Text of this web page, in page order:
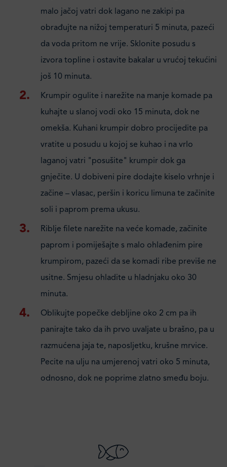
malo jačoj vatri dok lagano ne zakipi pa
obrađujte na nižoj temperaturi 5 minuta, pazeći
da voda pritom ne vrije. Sklonite posudu s
izvora topline i ostavite bakalar u vrućoj tekućini
još 10 minuta.
Krumpir ogulite i narežite na manje komade pa
kuhajte u slanoj vodi oko 15 minuta, dok ne
omekša. Kuhani krumpir dobro procijedite pa
vratite u posudu u kojoj se kuhao i na vrlo
laganoj vatri "posušite" krumpir dok ga
gnječite. U dobiveni pire dodajte kiselo vrhnje i
začine – vlasac, peršin i koricu limuna te začinite
soli i paprom prema ukusu.
Riblje filete narežite na veće komade, začinite
paprom i pomiješajte s malo ohlađenim pire
krumpirom, pazeći da se komadi ribe previše ne
usitne. Smjesu ohladite u hladnjaku oko 30
minuta.
Oblikujte popečke debljine oko 2 cm pa ih
panirajte tako da ih prvo uvaljate u brašno, pa u
razmućena jaja te, naposljetku, krušne mrvice.
Pecite na ulju na umjerenoj vatri oko 5 minuta,
odnosno, dok ne poprime zlatno smeđu boju.